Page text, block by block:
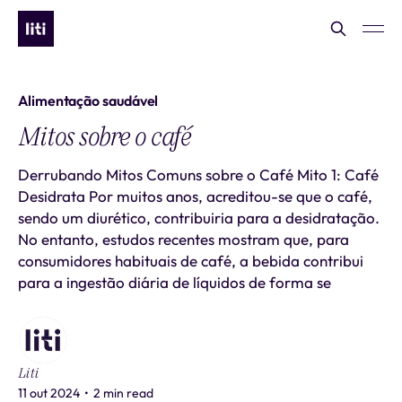
Alimentação saudável
Mitos sobre o café
Derrubando Mitos Comuns sobre o Café Mito 1: Café
Desidrata Por muitos anos, acreditou-se que o café,
sendo um diurético, contribuiria para a desidratação.
No entanto, estudos recentes mostram que, para
consumidores habituais de café, a bebida contribui
para a ingestão diária de líquidos de forma se
Liti
11 out 2024 • 2 min read